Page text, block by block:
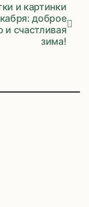
и картинки
доброе
и счастливая
зима!